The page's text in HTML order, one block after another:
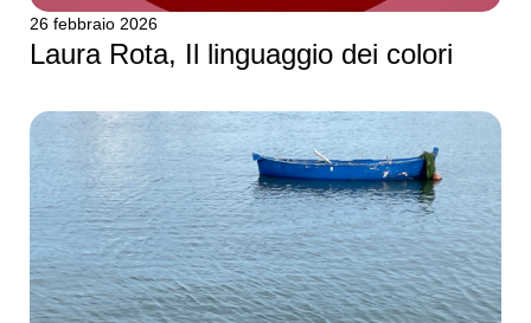
26 febbraio 2026
Laura Rota, Il linguaggio dei colori